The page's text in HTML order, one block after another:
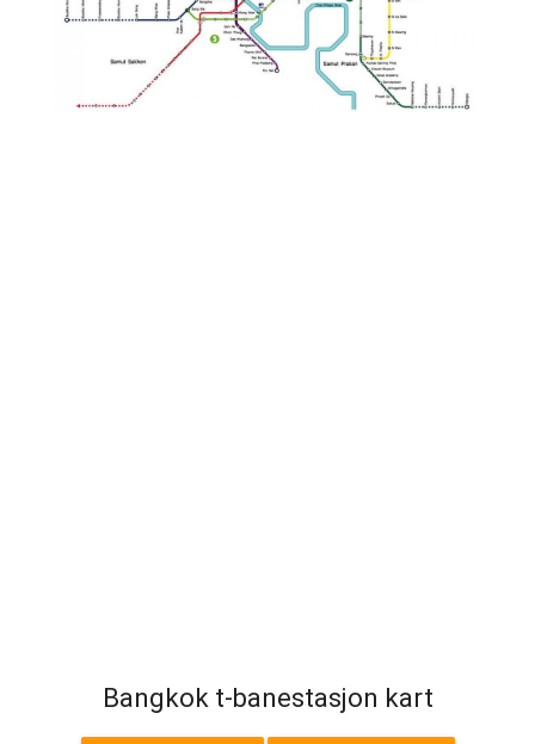
Bangkok t-banestasjon kart